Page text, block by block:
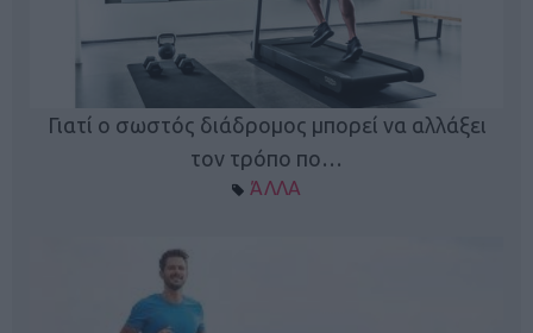
Γιατί ο σωστός διάδρομος μπορεί να αλλάξει
τον τρόπο πο…
ΆΛΛΑ